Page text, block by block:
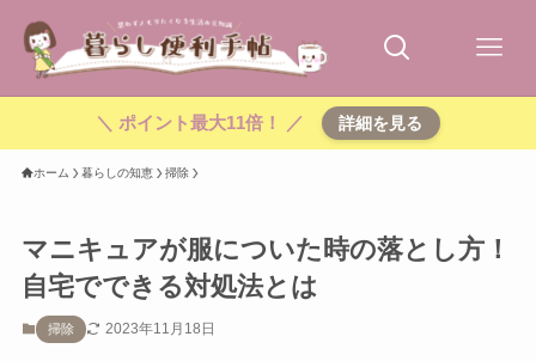
＼ ポイント最大11倍！ ／ 詳細を見る
ホーム 暮らしの知恵 掃除
マニキュアが服についた時の落とし方！
自宅でできる対処法とは
掃除 2023年11月18日